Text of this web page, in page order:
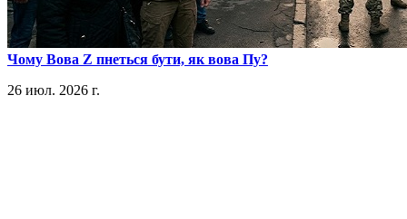
​Чому Вова Z пнеться бути, як вова Пу?
26 июл. 2026 г.